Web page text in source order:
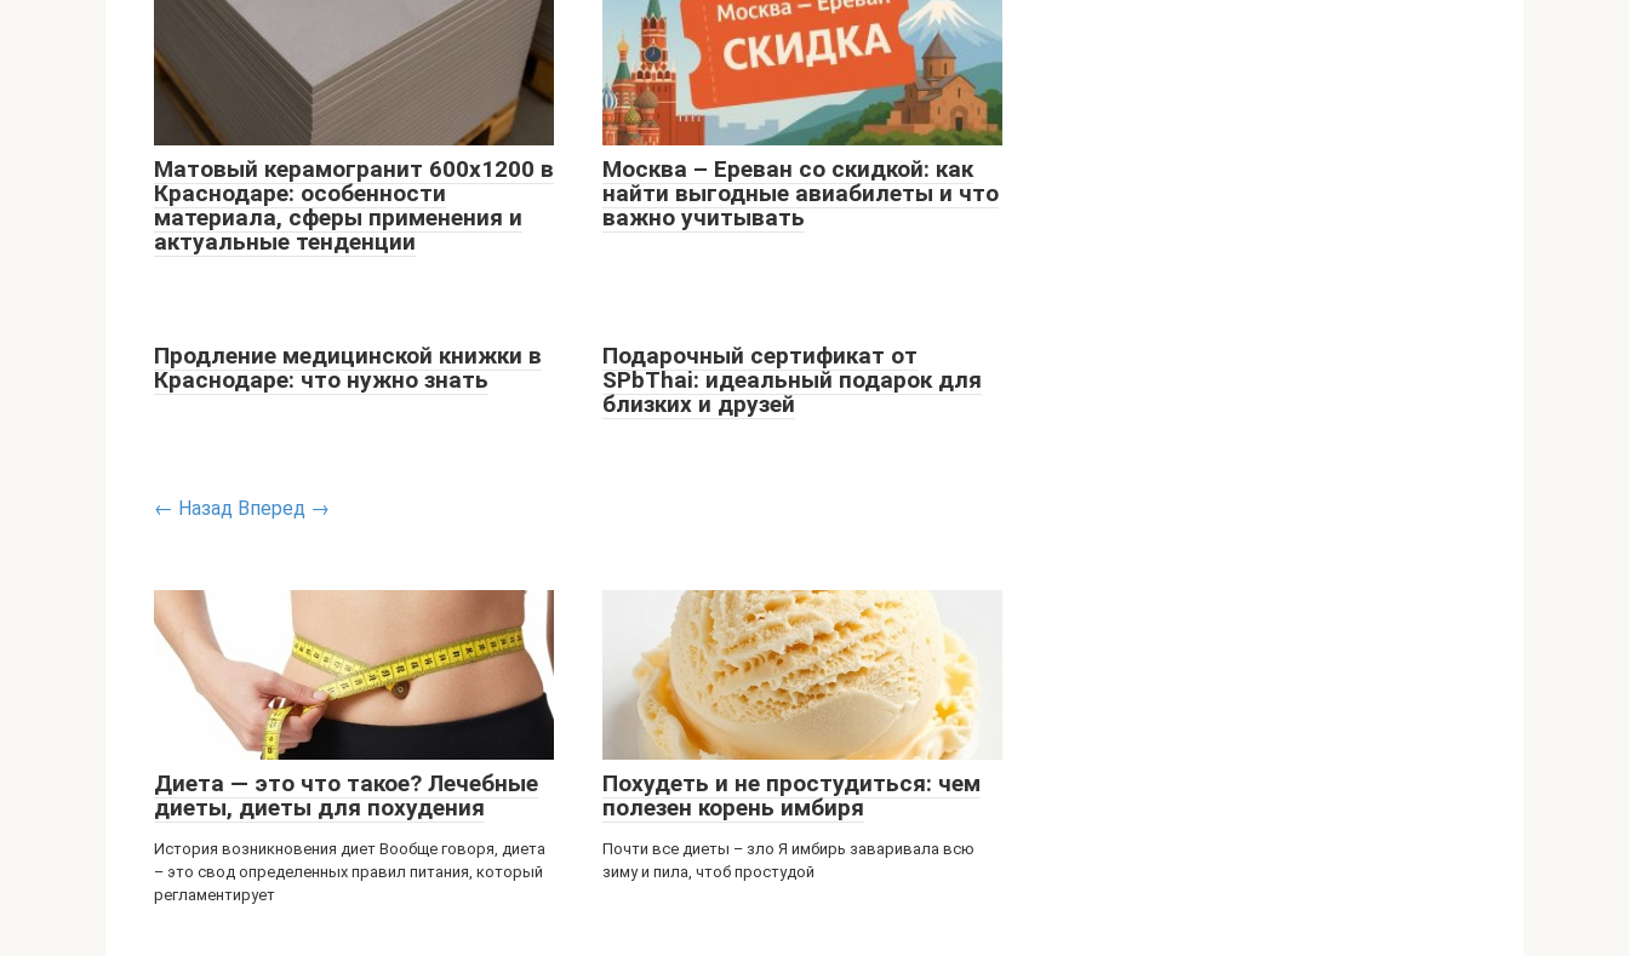
Матовый керамогранит 600х1200 в
Краснодаре: особенности
материала, сферы применения и
актуальные тенденции
Москва – Ереван со скидкой: как
найти выгодные авиабилеты и что
важно учитывать
Продление медицинской книжки в
Краснодаре: что нужно знать
Подарочный сертификат от
SPbThai: идеальный подарок для
близких и друзей
← Назад Вперед →
Диета — это что такое? Лечебные
диеты, диеты для похудения
История возникновения диет Вообще говоря, диета
– это свод определенных правил питания, который
регламентирует
Похудеть и не простудиться: чем
полезен корень имбиря
Почти все диеты – зло ​Я имбирь заваривала всю
зиму и пила, чтоб простудой